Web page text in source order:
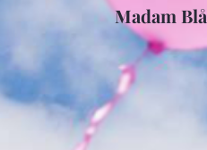
Madam Blå